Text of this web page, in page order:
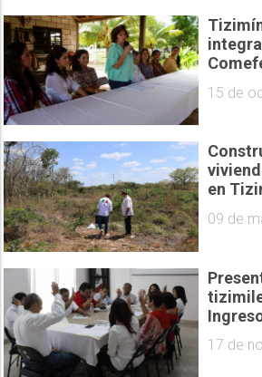
15 de
en
09 de
17 de